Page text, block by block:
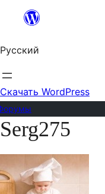
Перейти
содержимому
Русский
Скачать WordPress
Перейти
содержимому
Serg275